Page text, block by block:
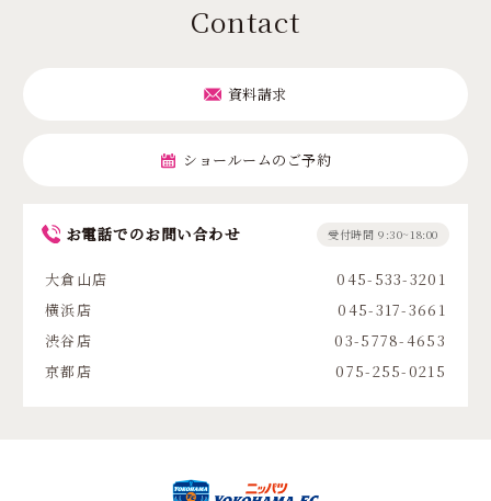
Contact
資料請求
ショールームのご予約
お電話でのお問い合わせ 受付時間 9:30~18:00
大倉山店
045-533-3201
横浜店
045-317-3661
渋谷店
03-5778-4653
京都店
075-255-0215